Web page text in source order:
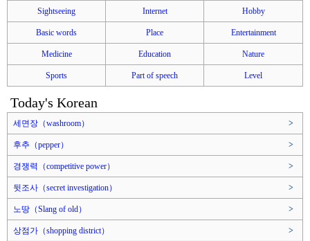
Sightseeing Internet Hobby
Basic words Place Entertainment
Medicine Education Nature
Sports Part of speech Level
Today's Korean
세면장（washroom） >
후추（pepper） >
경쟁력（competitive power） >
뒷조사（secret investigation） >
노땅（Slang of old） >
상점가（shopping district） >